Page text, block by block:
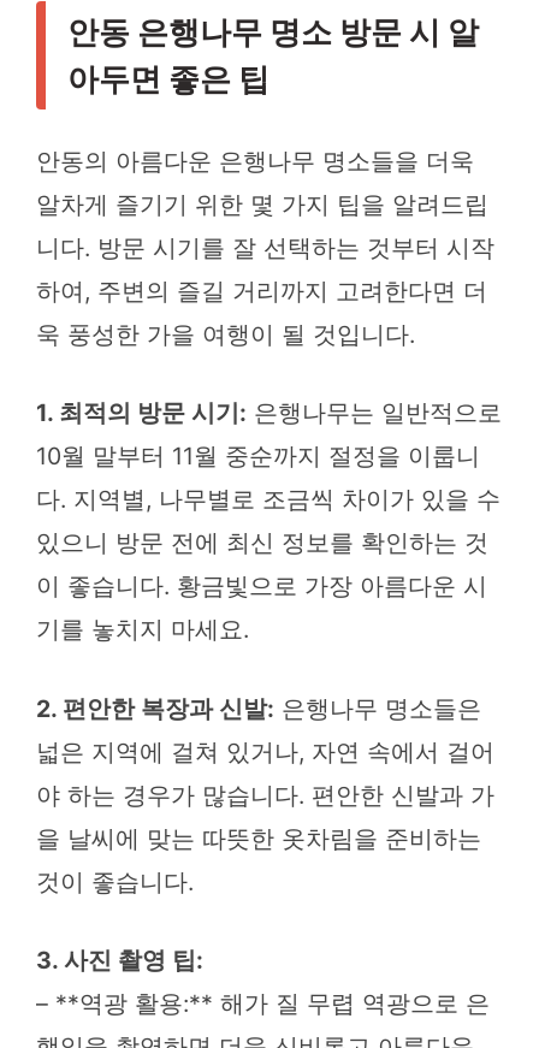
안동 은행나무 명소 방문 시 알
아두면 좋은 팁
안동의 아름다운 은행나무 명소들을 더욱
알차게 즐기기 위한 몇 가지 팁을 알려드립
니다. 방문 시기를 잘 선택하는 것부터 시작
하여, 주변의 즐길 거리까지 고려한다면 더
욱 풍성한 가을 여행이 될 것입니다.
1. 최적의 방문 시기: 은행나무는 일반적으로
10월 말부터 11월 중순까지 절정을 이룹니
다. 지역별, 나무별로 조금씩 차이가 있을 수
있으니 방문 전에 최신 정보를 확인하는 것
이 좋습니다. 황금빛으로 가장 아름다운 시
기를 놓치지 마세요.
2. 편안한 복장과 신발: 은행나무 명소들은
넓은 지역에 걸쳐 있거나, 자연 속에서 걸어
야 하는 경우가 많습니다. 편안한 신발과 가
을 날씨에 맞는 따뜻한 옷차림을 준비하는
것이 좋습니다.
3. 사진 촬영 팁:
– **역광 활용:** 해가 질 무렵 역광으로 은